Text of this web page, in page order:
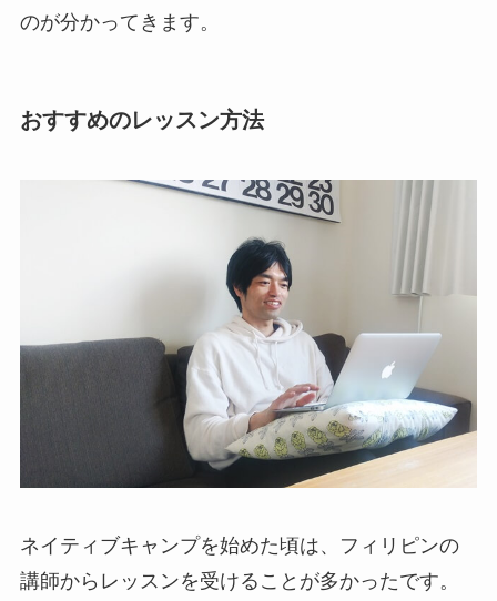
のが分かってきます。
おすすめのレッスン方法
ネイティブキャンプを始めた頃は、フィリピンの
講師からレッスンを受けることが多かったです。